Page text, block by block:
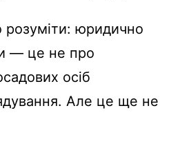
юридично
— це не про
осіб
Але це ще не